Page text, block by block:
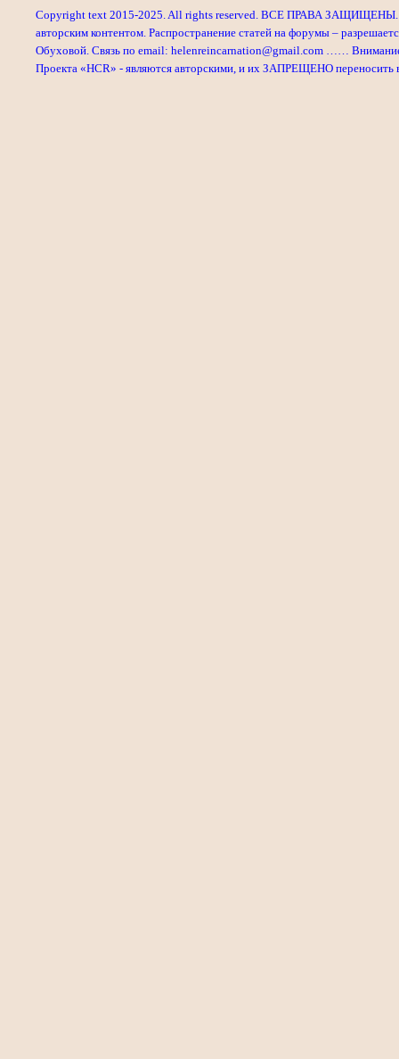
Copyright text 2015-2025. All rights reserved. ВСЕ ПРАВА ЗАЩИЩЕНЫ.
авторским контентом. Распространение статей на форумы –
Обуховой. Связь по email: helenreincarnation@gmail.com ……
Проекта «HCR» - являются авторскими, и их ЗАПРЕЩЕНО переносить в